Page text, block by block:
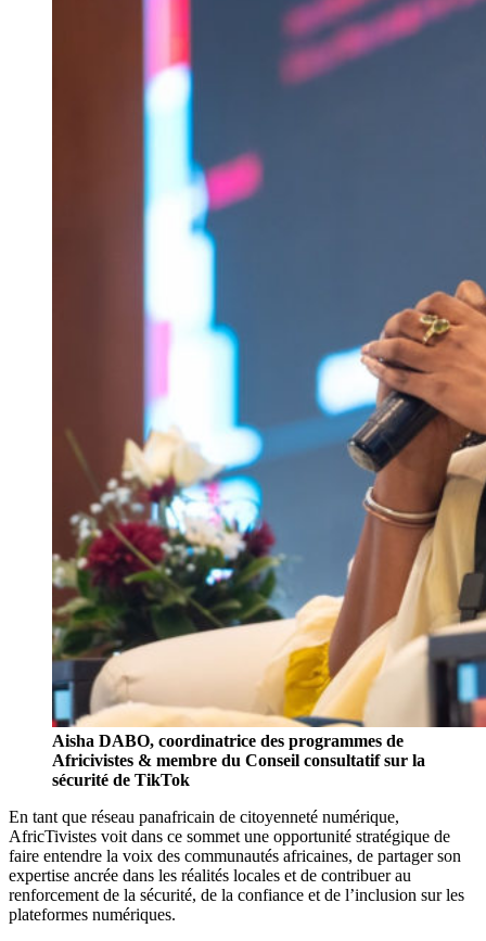
Aisha DABO, coordinatrice des programmes de
Africivistes & membre du Conseil consultatif sur la
sécurité de TikTok
En tant que réseau panafricain de citoyenneté numérique,
AfricTivistes voit dans ce sommet une opportunité stratégique de
faire entendre la voix des communautés africaines, de partager son
expertise ancrée dans les réalités locales et de contribuer au
renforcement de la sécurité, de la confiance et de l’inclusion sur les
plateformes numériques.